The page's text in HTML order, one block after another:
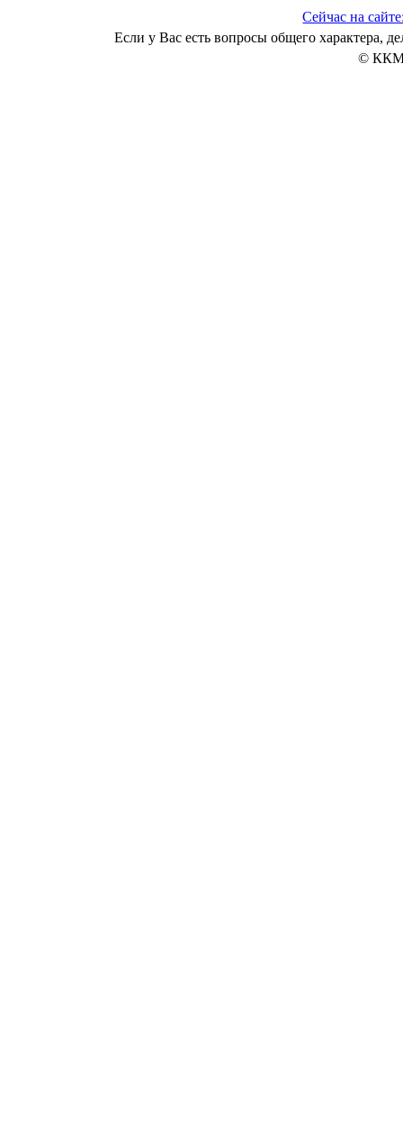
Сейчас на
Если у Вас есть вопросы общего характера,
© ККМ